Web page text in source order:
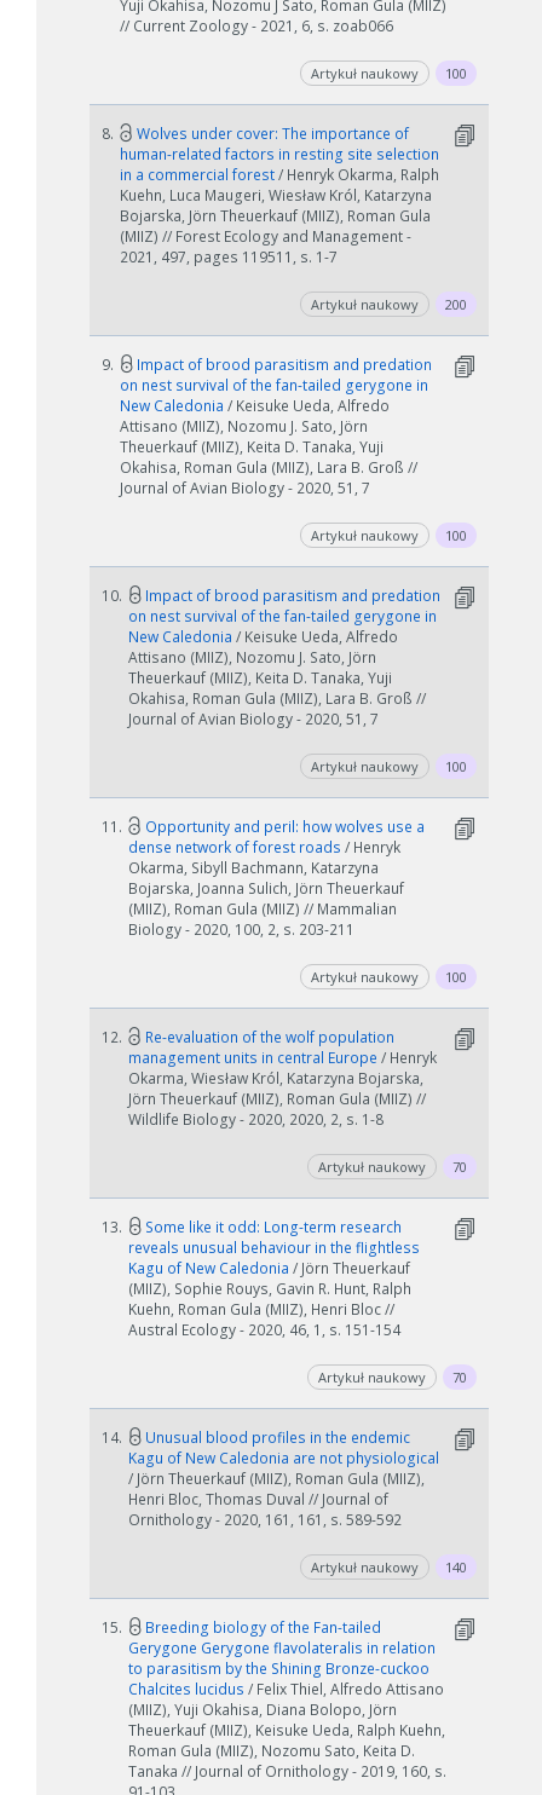
Yuji Okahisa, Nozomu J Sato, Roman Gula (MIIZ)
// Current Zoology - 2021, 6, s. zoab066
Artykuł naukowy 100
8.
Wolves under cover: The importance of
human-related factors in resting site selection
in a commercial forest/ Henryk Okarma, Ralph
Kuehn, Luca Maugeri, Wiesław Król, Katarzyna
Bojarska, Jörn Theuerkauf (MIIZ), Roman Gula
(MIIZ) // Forest Ecology and Management -
2021, 497, pages 119511, s. 1-7
Artykuł naukowy 200
9.
Impact of brood parasitism and predation
on nest survival of the fan-tailed gerygone in
New Caledonia / Keisuke Ueda, Alfredo
Attisano (MIIZ), Nozomu J. Sato, Jörn
Theuerkauf (MIIZ), Keita D. Tanaka, Yuji
Okahisa, Roman Gula (MIIZ), Lara B. Groß //
Journal of Avian Biology - 2020, 51, 7
Artykuł naukowy 100
10.
Impact of brood parasitism and predation
on nest survival of the fan-tailed gerygone in
New Caledonia / Keisuke Ueda, Alfredo
Attisano (MIIZ), Nozomu J. Sato, Jörn
Theuerkauf (MIIZ), Keita D. Tanaka, Yuji
Okahisa, Roman Gula (MIIZ), Lara B. Groß //
Journal of Avian Biology - 2020, 51, 7
Artykuł naukowy 100
11.
Opportunity and peril: how wolves use a
dense network of forest roads / Henryk
Okarma, Sibyll Bachmann, Katarzyna
Bojarska, Joanna Sulich, Jörn Theuerkauf
(MIIZ), Roman Gula (MIIZ) // Mammalian
Biology - 2020, 100, 2, s. 203-211
Artykuł naukowy 100
12.
Re-evaluation of the wolf population
management units in central Europe / Henryk
Okarma, Wiesław Król, Katarzyna Bojarska,
Jörn Theuerkauf (MIIZ), Roman Gula (MIIZ) //
Wildlife Biology - 2020, 2020, 2, s. 1-8
Artykuł naukowy 70
13.
Some like it odd: Long-term research
reveals unusual behaviour in the flightless
Kagu of New Caledonia / Jörn Theuerkauf
(MIIZ), Sophie Rouys, Gavin R. Hunt, Ralph
Kuehn, Roman Gula (MIIZ), Henri Bloc //
Austral Ecology - 2020, 46, 1, s. 151-154
Artykuł naukowy 70
14.
Unusual blood profiles in the endemic
Kagu of New Caledonia are not physiological
/ Jörn Theuerkauf (MIIZ), Roman Gula (MIIZ),
Henri Bloc, Thomas Duval // Journal of
Ornithology - 2020, 161, 161, s. 589-592
Artykuł naukowy 140
15.
Breeding biology of the Fan-tailed
Gerygone Gerygone flavolateralis in relation
to parasitism by the Shining Bronze-cuckoo
Chalcites lucidus / Felix Thiel, Alfredo Attisano
(MIIZ), Yuji Okahisa, Diana Bolopo, Jörn
Theuerkauf (MIIZ), Keisuke Ueda, Ralph Kuehn,
Roman Gula (MIIZ), Nozomu Sato, Keita D.
Tanaka // Journal of Ornithology - 2019, 160, s.